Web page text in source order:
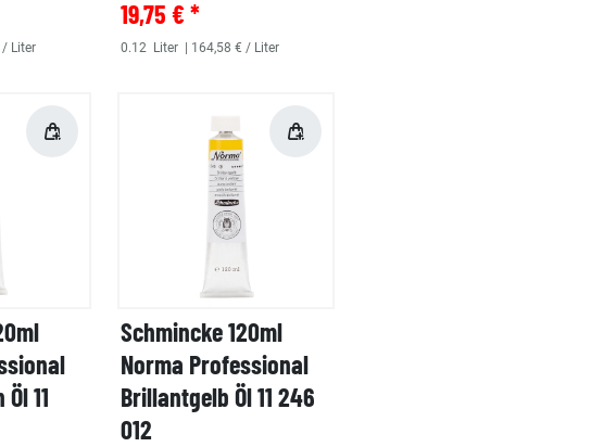
/ Liter
19,75 € *
0.12 Liter | 164,58 € / Liter
11
Schmincke 120ml
Norma Professional
Brillantgelb Öl 11 246
012